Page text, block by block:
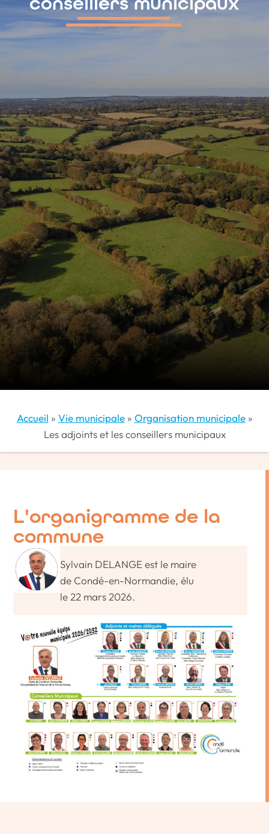
principal
Accueil » Vie municipale» Organisation municipale»
Les adjoints et les conseillers municipaux
L'organigramme de la
commune
Sylvain DELANGE est le maire
de Condé-en-Normandie, élu
le 22 mars 2026.